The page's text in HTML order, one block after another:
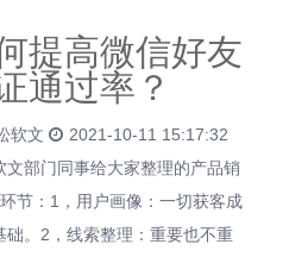
提高微信好友
通过率？
软文
2021-10-11 15:17:32
文部门同事给大家整理的产品销
节：1，用户画像：一切获客成
础。2，线索整理：重要也不重